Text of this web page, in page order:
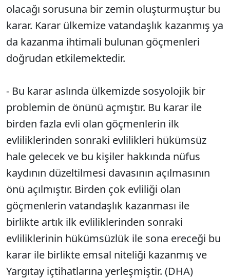
olacağı sorusuna bir zemin oluşturmuştur bu
karar. Karar ülkemize vatandaşlık kazanmış ya
da kazanma ihtimali bulunan göçmenleri
doğrudan etkilemektedir.
- Bu karar aslında ülkemizde sosyolojik bir
problemin de önünü açmıştır. Bu karar ile
birden fazla evli olan göçmenlerin ilk
evliliklerinden sonraki evlilikleri hükümsüz
hale gelecek ve bu kişiler hakkında nüfus
kaydının düzeltilmesi davasının açılmasının
önü açılmıştır. Birden çok evliliği olan
göçmenlerin vatandaşlık kazanması ile
birlikte artık ilk evliliklerinden sonraki
evliliklerinin hükümsüzlük ile sona ereceği bu
karar ile birlikte emsal niteliği kazanmış ve
Yargıtay içtihatlarına yerleşmiştir. (DHA)